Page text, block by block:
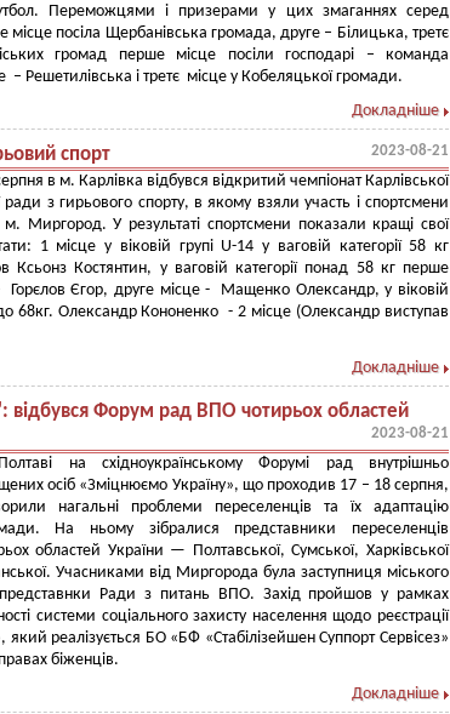
Переможцями і призерами у цих змаганнях серед
посіла Щербанівська громада, друге – Білицька, третє
громад перше місце посіли господарі – команда
Решетилівська і третє місце у Кобеляцької громади.
Докладніше
спорт 2023-08-21
в м. Карлівка відбувся відкритий чемпіонат Карлівської
ради з гирьового спорту, в якому взяли участь і спортсмени
Миргород. У результаті спортсмени показали кращі свої
1 місце у віковій групі U-14 у ваговій категорії 58 кг
Ксьонз Костянтин, у ваговій категорії понад 58 кг перше
Горєлов Єгор, друге місце - Мащенко Олександр, у віковій
до 68кг. Олександр Кононенко - 2 місце (Олександр виступав
Докладніше
відбувся Форум рад ВПО чотирьох областей
2023-08-21
на східноукраїнському Форумі рад внутрішньо
осіб «Зміцнюємо Україну», що проходив 17 – 18 серпня,
нагальні проблеми переселенців та їх адаптацію
На ньому зібралися представники переселенців
областей України — Полтавської, Сумської, Харківської
Учасниками від Миргорода була заступниця міського
Ради з питань ВПО. Захід пройшов у рамках
системи соціального захисту населення щодо реєстрації
який реалізується БО «БФ «Стабілізейшен Суппорт Сервісез»
біженців.
Докладніше